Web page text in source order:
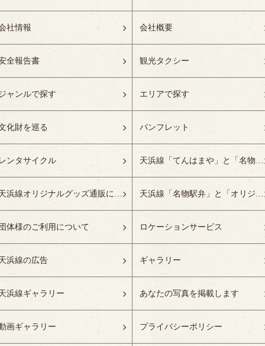
社情報 会社概要
全報告書 観光タクシー
ャンルで探す エリアで探す
化財を巡る パンフレット
ンタサイクル 天浜線「てんはまや」と「名物駅弁」について
天浜線オリジナルグッズ通販について 天浜線「名物駅弁」と「オリジナルグッズ」
体様のご利用について ロケーションサービス
浜線の広告 ギャラリー
浜線ギャラリー あなたの写真を掲載します
画ギャラリー プライバシーポリシー